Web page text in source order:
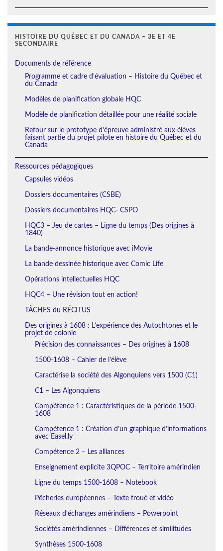
HISTOIRE DU QUÉBEC ET DU CANADA – 3E ET 4E
SECONDAIRE
Documents de référence
Programme et cadre d’évaluation – Histoire du Québec et
du Canada
Modèles de planification globale HQC
Modèle de planification détaillée pour une réalité sociale
Retour sur le prototype d’épreuve administré aux élèves
faisant partie du projet pilote en histoire du Québec et du
Canada
Ressources pédagogiques
Capsules vidéos
Dossiers documentaires (CSBE)
Dossiers documentaires HQC- CSPO
HQC3 – Jeu de cartes – Ligne du temps (Des origines à
1840)
La bande-annonce historique avec iMovie
La bande dessinée historique avec Comic Life
Opérations intellectuelles HQC
HQC4 – Une révision tout en action!
TÂCHES du RÉCITUS
Des origines à 1608 : L’expérience des Autochtones et le
projet de colonie
Précision des connaissances – Des origines à 1608
1500-1608 – Cahier de l’élève
Caractérise la société des Algonquiens vers 1500 (C1)
C1 – Les Algonquiens
Compétence 1 : Caractéristiques de la période 1500-
1608
Compétence 1 : Création d’un graphique d’informations
avec Easel.ly
Compétence 2 – Les alliances
Enseignement explicite 3QPOC – Territoire amérindien
Ligne du temps 1500-1608 – Notebook
Pêcheries européennes – Texte troué et vidéo
Réseaux d’échanges amérindiens – Powerpoint
Sociétés amérindiennes – Différences et similitudes
Synthèses 1500-1608